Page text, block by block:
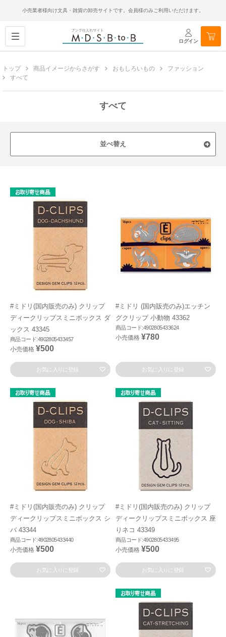
小売業者様向け文具・雑貨の卸売サイトです。会員様のみご利用いただけます。
ログイン
トップ 商品イメージからさがす おもしろいもの
ファッション
すべて
すべて
並べ替え
#ミドリ(国内販売のみ) クリップ
ディークリップスミニボックス ダ
ックス 43345
商品コード:4902805433457
小売価格 ¥500
お気に入りに登録
#ミドリ (国内販売のみ)エッチン
グクリップ 小動物 43362
商品コード:4902805433624
小売価格 ¥780
お気に入りに登録
#ミドリ(国内販売のみ) クリップ
ディークリップスミニボックス シ
バ 43344
商品コード:4902805433440
小売価格 ¥500
お気に入りに登録
#ミドリ(国内販売のみ) クリップ
ディークリップスミニボックス 座
りネコ 43349
商品コード:4902805433495
小売価格 ¥500
お気に入りに登録